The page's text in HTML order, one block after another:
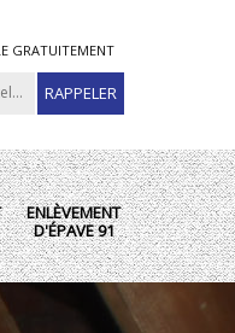
GRATUITEMENT
ENLÈVEMENT
D'ÉPAVE 91